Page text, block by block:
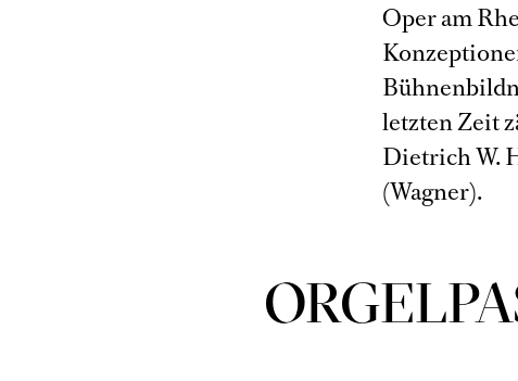
Oper am
letzten Zeit
Dietrich W.
(Wagner).